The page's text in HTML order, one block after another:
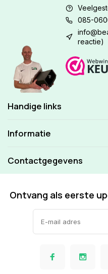
085-
reactie)
Handige links
Informatie
Contactgegevens
Ontvang als eerste